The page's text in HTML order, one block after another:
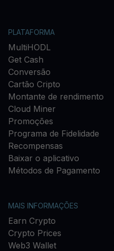
PLATAFORMA
MultiHODL
Get Cash
Conversão
Cartão Cripto
Montante de rendimento
Cloud Miner
Promoções
Programa de Fidelidade
Recompensas
Baixar o aplicativo
Métodos de Pagamento
MAIS INFORMAÇÕES
Earn Crypto
Crypto Prices
Web3 Wallet